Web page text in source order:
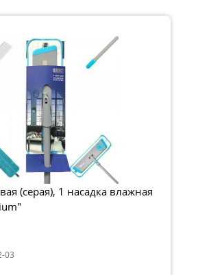
(серая), 1 насадка влажная
03